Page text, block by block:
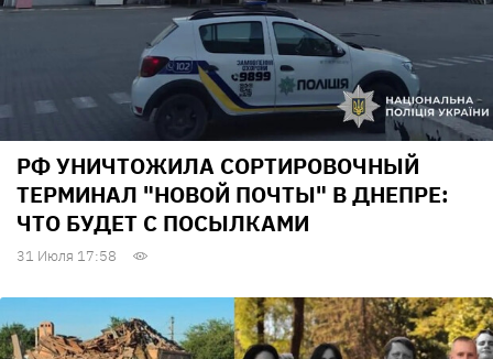
РФ УНИЧТОЖИЛА СОРТИРОВОЧНЫЙ
ТЕРМИНАЛ "НОВОЙ ПОЧТЫ" В ДНЕПРЕ:
ЧТО БУДЕТ С ПОСЫЛКАМИ
31 Июля 17:58